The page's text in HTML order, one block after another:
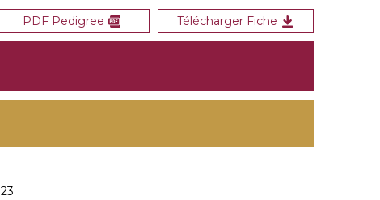
PDF Pedigree Télécharger Fiche